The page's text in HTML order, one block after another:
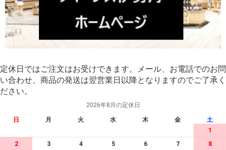
定休日ではご注文はお受けできます。メール、お電話でのお問
い合わせ、商品の発送は翌営業日以降となりますのでご了承く
ださい。
2026年8月の定休日
日 月 火 水 木 金
土
1
2
3 4 5 6 7
8